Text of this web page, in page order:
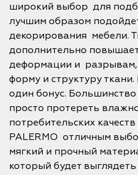
широкий выбор для
лучшим образом
декорирования мебели.
дополнительно
деформации и разрывам,
форму и структуру
один бонус. Большинство
просто протереть
потребительских
PALERMO отличным
мягкий и прочный
который будет